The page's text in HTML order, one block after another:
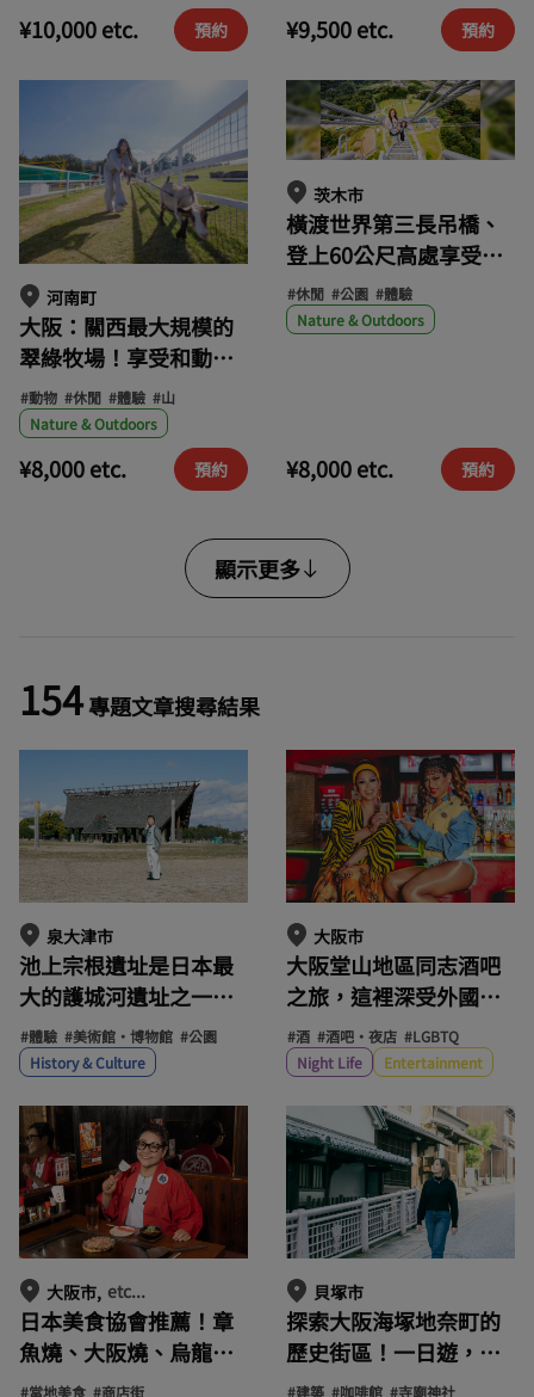
¥10,000 etc. 預約 ¥9,500 etc. 預約
河南町
大阪：關西最大規模的
翠綠牧場！享受和動物
互動、山羊散步、餵食
迷你豬等體驗
#動物 #休閒 #體驗 #山
Nature & Outdoors
¥8,000 etc. 預約
茨木市
橫渡世界第三長吊橋、
登上60公尺高處享受刺
激與美景之旅
#休閒 #公園 #體驗
Nature & Outdoors
¥8,000 etc. 預約
顯示更多
154專題文章搜尋結果
泉大津市
池上宗根遺址是日本最
大的護城河遺址之一，
也是通往過去的大門。
在泉大津市，探索日本
化的魅力。
#體驗 #美術館・博物館 #公園
History & Culture
大阪市
大阪堂山地區同志酒吧
之旅，這裡深受外國遊
客歡迎。變裝皇后
femminina將帶您體驗
#酒 #酒吧・夜店 #LGBTQ
Night Life
Entertainment
大阪市 etc...
日本美食協會推薦！章
魚燒、大阪燒、烏龍
麵、豚平…大阪十大不
#當地美食 #商店街
貝塚市
探索大阪海塚地奈町的
歷史街區！一日遊，體
驗傳統日本文化，參觀
#建築 #咖啡館 #寺廟神社